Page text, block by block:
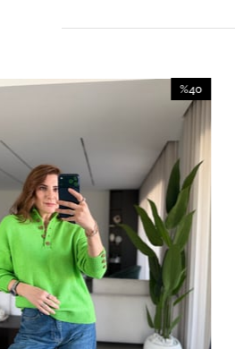
%40
İndirim
%40İndirim